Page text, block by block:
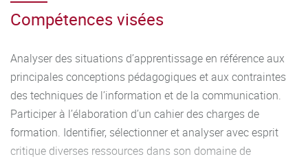
Compétences visées
Analyser des situations d’apprentissage en référence aux
principales conceptions pédagogiques et aux contraintes
des techniques de l’information et de la communication.
Participer à l’élaboration d’un cahier des charges de
formation. Identifier, sélectionner et analyser avec esprit
critique diverses ressources dans son domaine de